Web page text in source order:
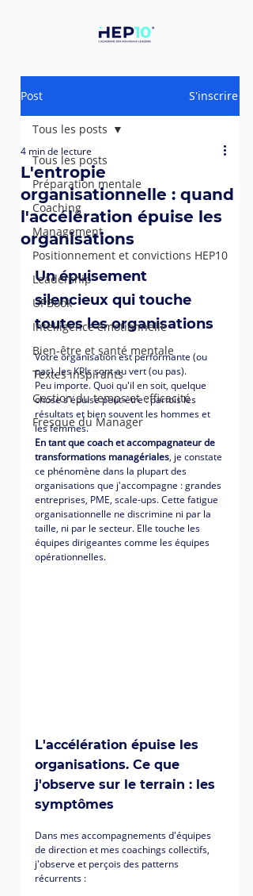
Post S'inscrire
Tous les posts
Préparation mentale
Coaching
Management
Positionnement et convictions HEP10
Leadership
UPBook
Intelligence émotionnelle
Bien-être et santé mentale
Textes inspirants
Gestion du temps et efficacité
Fresque du Manager
Tous les posts
L'entropie
organisationnelle : quand
l'accélération épuise les
organisations
4 min de lecture
Un épuisement
silencieux qui touche
toutes les organisations
Votre organisation est performante (ou
pas), les KPIs sont au vert (ou pas).
Peu importe. Quoi qu'il en soit, quelque
chose s'épuise peut-être : parfois les
résultats et bien souvent les hommes et
les femmes.
En tant que coach et accompagnateur de
transformations managériales, je constate
ce phénomène dans la plupart des
organisations que j'accompagne : grandes
entreprises, PME, scale-ups. Cette fatigue
organisationnelle ne discrimine ni par la
taille, ni par le secteur. Elle touche les
équipes dirigeantes comme les équipes
opérationnelles.
L'accélération épuise les
organisations. Ce que
j'observe sur le terrain : les
symptômes
Dans mes accompagnements d'équipes
de direction et mes coachings collectifs,
j'observe et perçois des patterns
récurrents :